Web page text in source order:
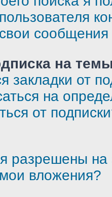
на
закладки от
на
от
разрешены
вложения?